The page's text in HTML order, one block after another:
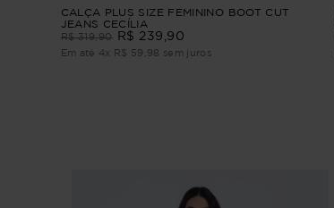
CALÇA PLUS SIZE FEMININO BOOT CUT
JEANS CECÍLIA
R$ 319,90 R$ 239 90
Em até 4x R$ 59 98 sem juros